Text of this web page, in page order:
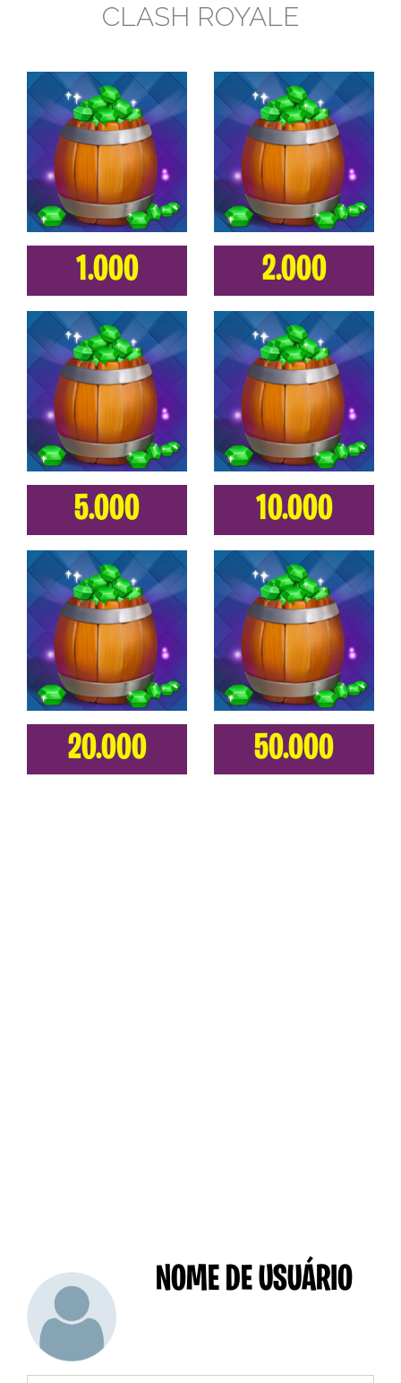
CLASH ROYALE
1.000 2.000
5.000 10.000
20.000 50.000
NOME DE USUÁRIO